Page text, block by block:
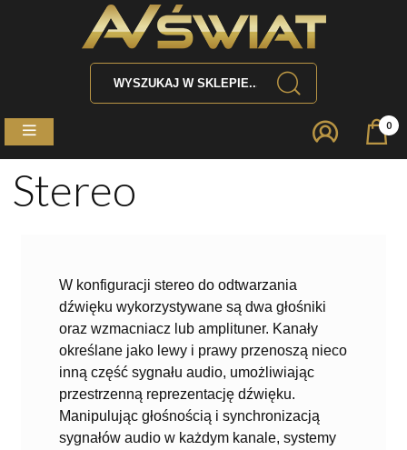
0
Stereo
W konfiguracji stereo do odtwarzania
dźwięku wykorzystywane są dwa głośniki
oraz wzmacniacz lub amplituner. Kanały
określane jako lewy i prawy przenoszą nieco
inną część sygnału audio, umożliwiając
przestrzenną reprezentację dźwięku.
Manipulując głośnością i synchronizacją
sygnałów audio w każdym kanale, systemy